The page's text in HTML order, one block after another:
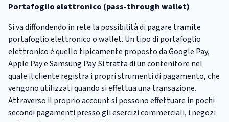
Portafoglio elettronico (pass-through wallet)
Si va diffondendo in rete la possibilità di pagare tramite
portafoglio elettronico o wallet. Un tipo di portafoglio
elettronico è quello tipicamente proposto da Google Pay,
Apple Pay e Samsung Pay. Si tratta di un contenitore nel
quale il cliente registra i propri strumenti di pagamento, che
vengono utilizzati quando si effettua una transazione.
Attraverso il proprio account si possono effettuare in pochi
secondi pagamenti presso gli esercizi commerciali, i negozi